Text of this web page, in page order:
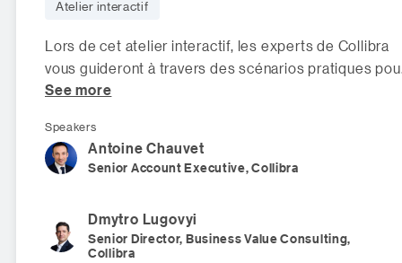
Atelier interactif
Lors de cet atelier interactif, les experts de Collibra
vous guideront à travers des scénarios pratiques
identifier les indicateurs
See more
Speakers
Antoine Chauvet
Senior Account Executive, Collibra
Dmytro Lugovyi
Senior Director, Business Value Consulting,
Collibra